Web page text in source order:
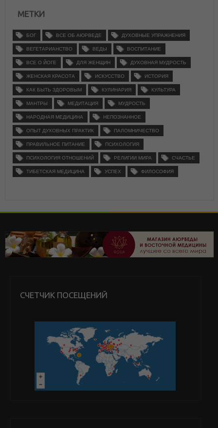
МЕТКИ
БОГ ВСЕ ОБ АЮРВЕДЕ ДУХОВНЫЕ УПРАЖНЕНИЯ
ВЕГЕТАРИАНСТВО ВЕДЫ ВОСПИТАНИЕ
ВСЕ О ЙОГЕ ДЛЯ ЖЕНЩИН ДУХОВНАЯ МУДРОСТЬ
ЖЕНСКАЯ КРАСОТА ИСКУССТВО ИСТОРИЯ
КАК БЫТЬ ЗДОРОВЫМ КУЛИНАРИЯ КУЛЬТУРА
МАНТРЫ МЕДИТАЦИЯ МУДРОСТЬ
НАРОДНАЯ МЕДИЦИНА НЕПОЗНАННОЕ
ОПЫТ ДУХОВНЫХ ПРАКТИК ПАЛОМНИЧЕСТВО
ПРАВИЛЬНОЕ ПИТАНИЕ ПСИХОЛОГИЯ
ПСИХОЛОГИЯ ОТНОШЕНИЙ РЕЛИГИИ МИРА СЧАСТЬЕ
ТИБЕТСКАЯ МЕДИЦИНА УСПЕХ ФИЛОСОФИЯ
СЧЕТЧИК ПОСЕЩЕНИЙ